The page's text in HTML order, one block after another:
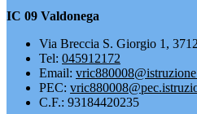
IC 09 Valdonega
Via Breccia S. Giorgio 1,
Tel: 045912172
Email:
PEC:
C.F.: 93184420235